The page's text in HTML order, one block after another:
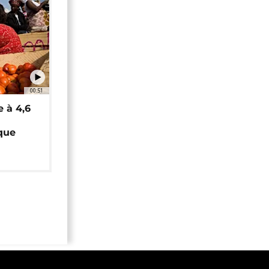
00:51
à 4,6